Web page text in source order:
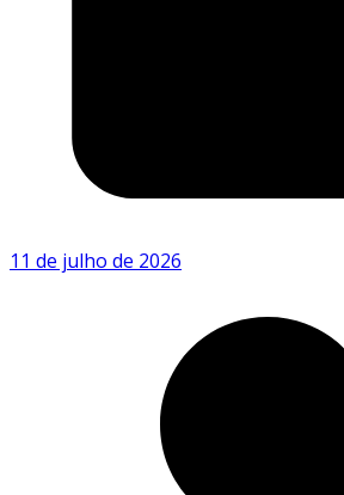
11 de julho de 2026